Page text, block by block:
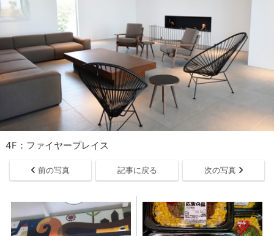
4F：ファイヤープレイス
前の写真 記事に戻る 次の写真